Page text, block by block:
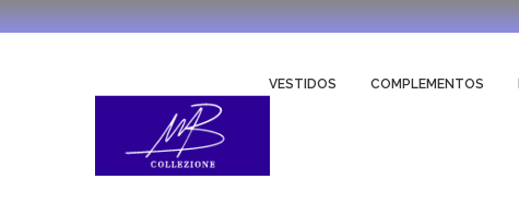
VESTIDOS COMPLEMENTOS